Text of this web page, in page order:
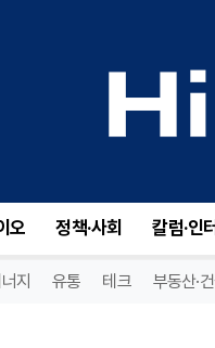
오 정책·사회 칼럼·인
지 유통 테크 부동산·